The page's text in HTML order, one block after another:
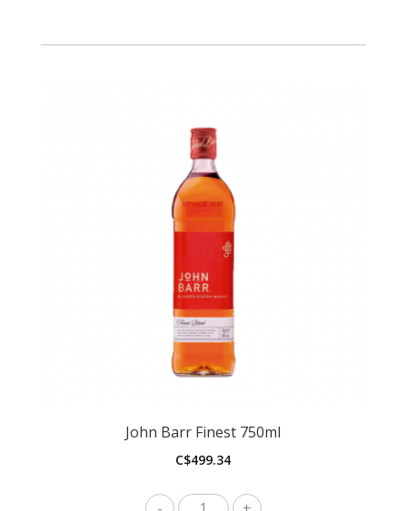
John Barr Finest 750ml
C$499.34
John